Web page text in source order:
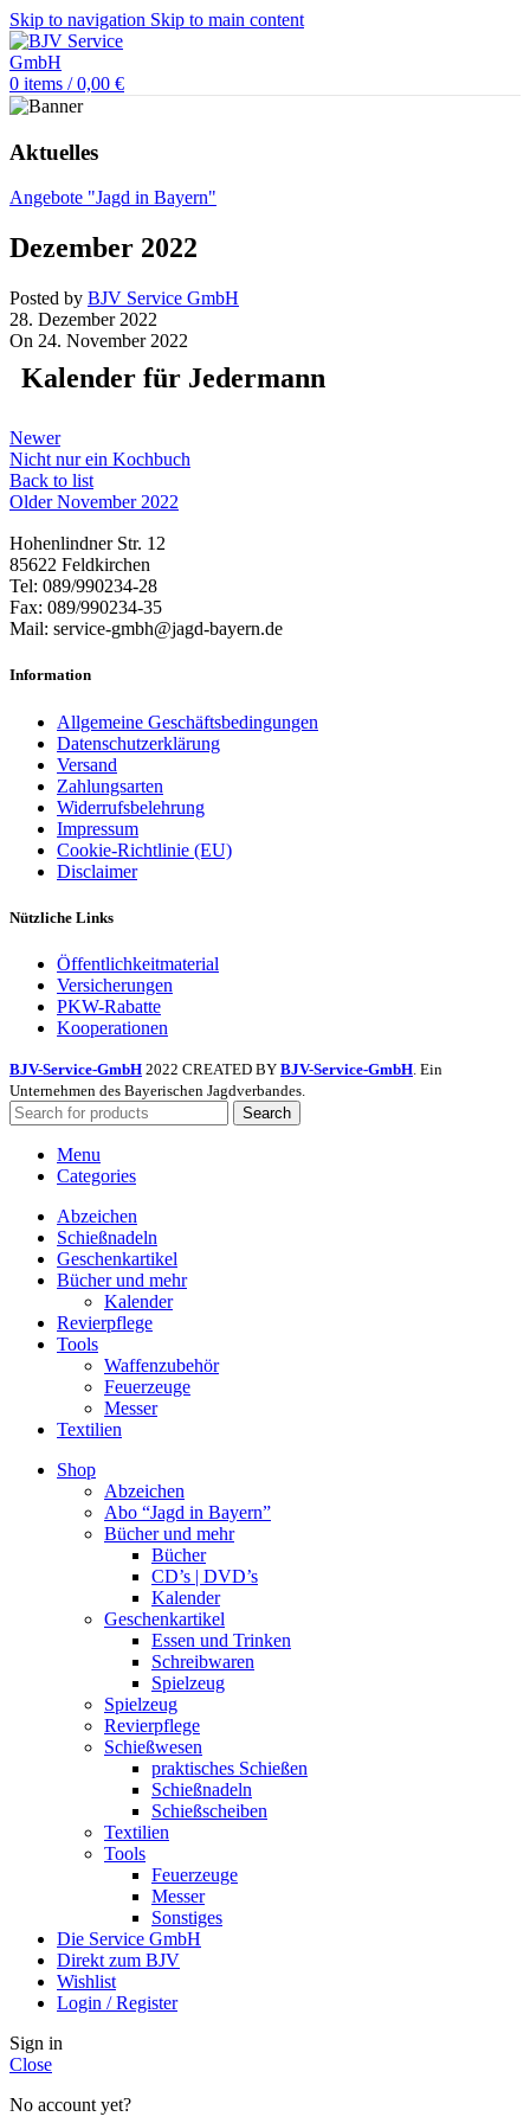
Skip to navigation Skip to main content
0 items / 0,00 €
Aktuelles
Angebote "Jagd in Bayern"
Dezember 2022
Posted by BJV Service GmbH
28. Dezember 2022
On 24. November 2022
Kalender für Jedermann
Newer
Nicht nur ein Kochbuch
Back to list
Older November 2022
Hohenlindner Str. 12
85622 Feldkirchen
Tel: 089/990234-28
Fax: 089/990234-35
Mail: service-gmbh@jagd-bayern.de
Information
Allgemeine Geschäftsbedingungen
Datenschutzerklärung
Versand
Zahlungsarten
Widerrufsbelehrung
Impressum
Cookie-Richtlinie (EU)
Disclaimer
Nützliche Links
Öffentlichkeitmaterial
Versicherungen
PKW-Rabatte
Kooperationen
BJV-Service-GmbH 2022 CREATED BY BJV-Service-GmbH . Ein
Unternehmen des Bayerischen Jagdverbandes.
Search
Menu
Categories
Abzeichen
Schießnadeln
Geschenkartikel
Bücher und mehr
Kalender
Revierpflege
Tools
Waffenzubehör
Feuerzeuge
Messer
Textilien
Shop
Abzeichen
Abo “Jagd in Bayern”
Bücher und mehr
Bücher
CD’s | DVD’s
Kalender
Geschenkartikel
Essen und Trinken
Schreibwaren
Spielzeug
Spielzeug
Revierpflege
Schießwesen
praktisches Schießen
Schießnadeln
Schießscheiben
Textilien
Tools
Feuerzeuge
Messer
Sonstiges
Die Service GmbH
Direkt zum BJV
Wishlist
Login / Register
Sign in
Close
No account yet?